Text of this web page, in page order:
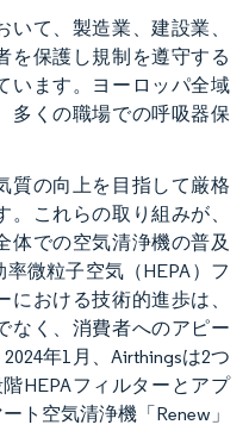
て、製造業、建設業、
を保護し規制を遵守する
います。ヨーロッパ全域
多くの職場での呼吸器保
質の向上を目指して厳格
これらの取り組みが、
体での空気清浄機の普及
微粒子空気（HEPA）フ
おける技術的進歩は、
なく、消費者へのアピー
年1月、Airthingsは2つ
HEPAフィルターとアプ
ト空気清浄機「Renew」